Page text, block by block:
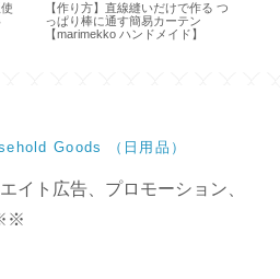
【 Toffy 】ハンディファン新調！
どれがいい？機能の選び方と使い
方【ひんやり3Wayファン】
Goods （日用品）
ト広告、プロモーション、